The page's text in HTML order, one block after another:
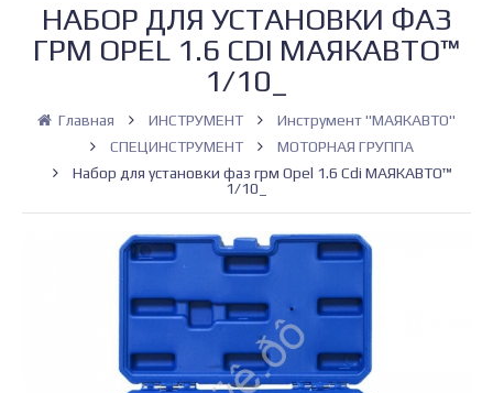
НАБОР ДЛЯ УСТАНОВКИ ФАЗ
ГРМ OPEL 1.6 CDI МАЯКАВТО™
1/10_
Главная ИНСТРУМЕНТ
Инструмент "МАЯКАВТО"
СПЕЦИНСТРУМЕНТ
МОТОРНАЯ ГРУППА
Набор для установки фаз грм Opel 1.6 Cdi МАЯКАВТО™
1/10_